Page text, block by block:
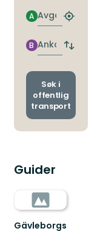
Avgang
A
Finn
Ankomst
B
Bytt
og
Søk i
offentlig
transport
Guider
Gävleborgs